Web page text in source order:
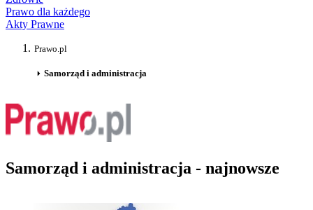
Prawo dla każdego
Akty Prawne
Prawo.pl
Samorząd i administracja
Samorząd i administracja - najnowsze